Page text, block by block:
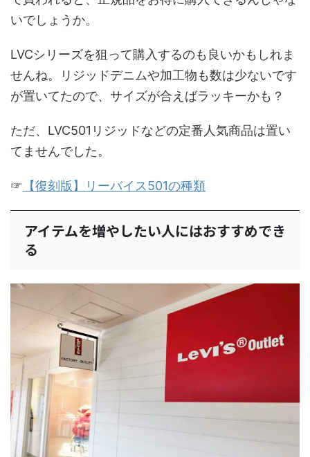
いでしょうか。
LVCシリーズを狙って購入するのも良いかもしれま
せんね。リジッドデニムや加工物も数は少ないです
が置いてたので、サイズが合えばラッキーかも？
ただ、LVC501リジッドなどの定番人気商品は置い
てませんでした。
☞ 【復刻版】リーバイス501の種類
アイテムを増やしたい人にはおすすめでき
る